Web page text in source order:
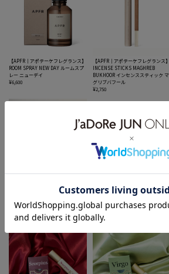
【APFR｜アポテーケフレグランス】
ROOM SPRAY NEW DAY ルームスプ
レー ニューデイ
¥6,600
【APFR｜アポテーケフレグランス】
INCENSE STICKS MAGHREB
BUKHOOR インセンススティック マ
グリブバフール
¥2,750
ー】HAND CREAM NKUMBA FLOS
ハンドクリーム クンバフロス
¥2,090
【APFR｜アポテーケフレグランス】
TRAVEL TIN CANDLE FIG トラベル
ティンキャンドル フィグ
¥3,850